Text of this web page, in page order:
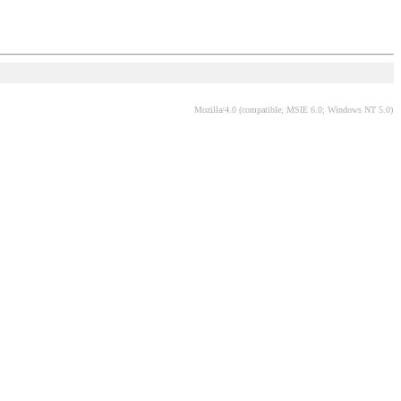
Mozilla/4.0 (compatible; MSIE 6.0; Windows NT 5.0)